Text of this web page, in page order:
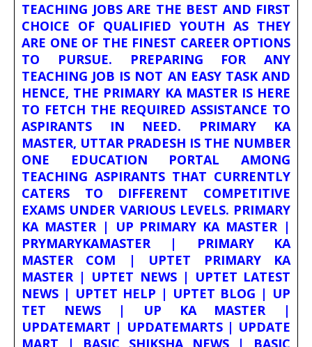
TEACHING JOBS ARE THE BEST AND FIRST
CHOICE OF QUALIFIED YOUTH AS THEY
ARE ONE OF THE FINEST CAREER OPTIONS
TO PURSUE. PREPARING FOR ANY
TEACHING JOB IS NOT AN EASY TASK AND
HENCE, THE PRIMARY KA MASTER IS HERE
TO FETCH THE REQUIRED ASSISTANCE TO
ASPIRANTS IN NEED. PRIMARY KA
MASTER, UTTAR PRADESH IS THE NUMBER
ONE EDUCATION PORTAL AMONG
TEACHING ASPIRANTS THAT CURRENTLY
CATERS TO DIFFERENT COMPETITIVE
EXAMS UNDER VARIOUS LEVELS. PRIMARY
KA MASTER | UP PRIMARY KA MASTER |
PRYMARYKAMASTER | PRIMARY KA
MASTER COM | UPTET PRIMARY KA
MASTER | UPTET NEWS | UPTET LATEST
NEWS | UPTET HELP | UPTET BLOG | UP
TET NEWS | UP KA MASTER |
UPDATEMART | UPDATEMARTS | UPDATE
MART | BASIC SHIKSHA NEWS | BASIC